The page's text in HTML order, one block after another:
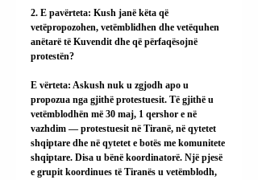
2. E pavërteta: Kush janë këta që
vetëpropozohen, vetëmblidhen dhe vetëquhen
anëtarë të Kuvendit dhe që përfaqësojnë
protestën?
E vërteta: Askush nuk u zgjodh apo u
propozua nga gjithë protestuesit. Të gjithë u
vetëmblodhën më 30 maj, 1 qershor e në
vazhdim — protestuesit në Tiranë, në qytetet
shqiptare dhe në qytetet e botës me komunitete
shqiptare. Disa u bënë koordinatorë. Një pjesë
e grupit koordinues të Tiranës u vetëmblodh,